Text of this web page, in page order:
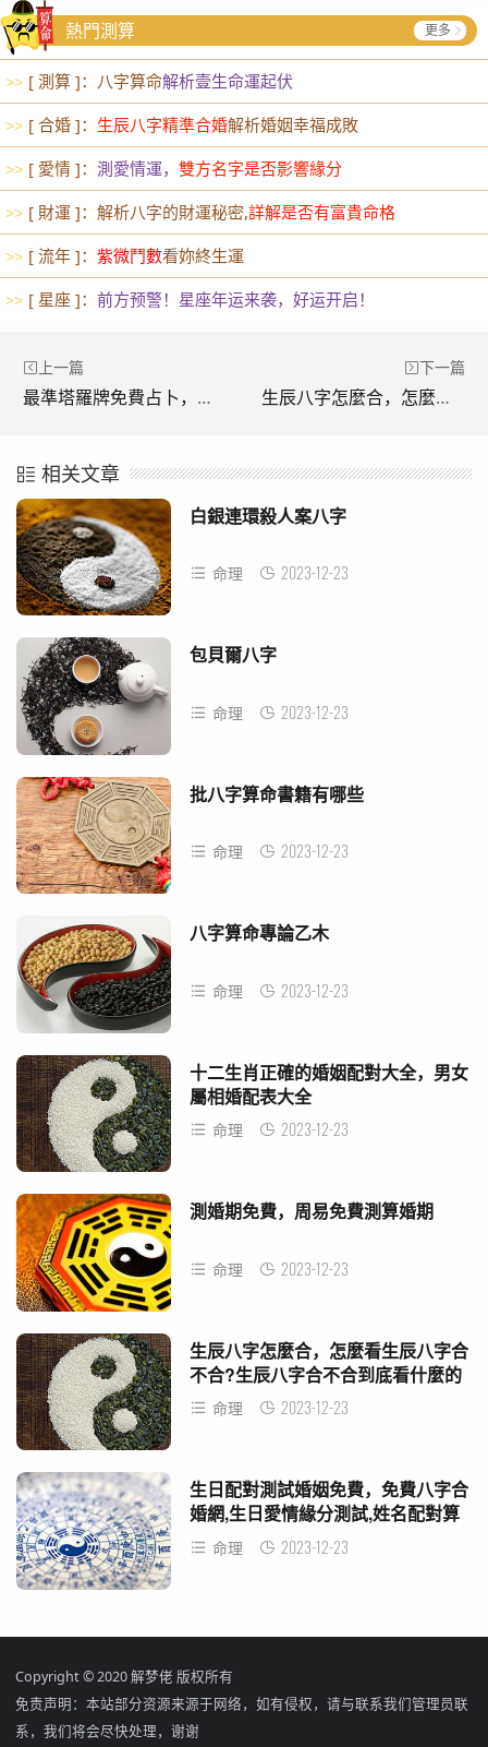
熱門測算 更多
>> [ 測算 ]：八字算命解析壹生命運起伏
>> [ 合婚 ]： 生辰八字精準合婚解析婚姻幸福成敗
>> [ 愛情 ]： 測愛情運， 雙方名字是否影響緣分
>> [ 財運 ]：解析八字的財運秘密,詳解是否有富貴命格
>> [ 流年 ]： 紫微鬥數看妳終生運
>> [ 星座 ]： 前方预警！星座年运来袭，好运开启！
上一篇
最準塔羅牌免費占卜，免費塔羅牌在線占卜
下一篇
生辰八字怎麼合，怎麼看生辰八字合不合?生辰八字合不合到底看什麼的呀？
相关文章
白銀連環殺人案八字
命理 2023-12-23
包貝爾八字
命理 2023-12-23
批八字算命書籍有哪些
命理 2023-12-23
八字算命專論乙木
命理 2023-12-23
十二生肖正確的婚姻配對大全，男女
屬相婚配表大全
命理 2023-12-23
測婚期免費，周易免費測算婚期
命理 2023-12-23
生辰八字怎麼合，怎麼看生辰八字合
不合?生辰八字合不合到底看什麼的
呀？命理 2023-12-23
生日配對測試婚姻免費，免費八字合
婚網,生日愛情緣分測試,姓名配對算
命 命理 2023-12-23
Copyright © 2020 解梦佬 版权所有
免责声明：本站部分资源来源于网络，如有侵权，请与联系我们管理员联
系，我们将会尽快处理，谢谢